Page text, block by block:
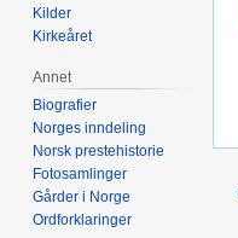
Kilder
Kirkeåret
Annet
Biografier
Norges inndeling
Norsk prestehistorie
Fotosamlinger
Gårder i Norge
Ordforklaringer